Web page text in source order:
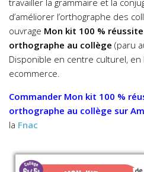
d’améliorer l’orthographe des
ouvrage Mon kit 100 %
orthographe au collège (paru
Disponible en centre culturel,
ecommerce.
Commander Mon kit 100 %
orthographe au collège sur
la Fnac